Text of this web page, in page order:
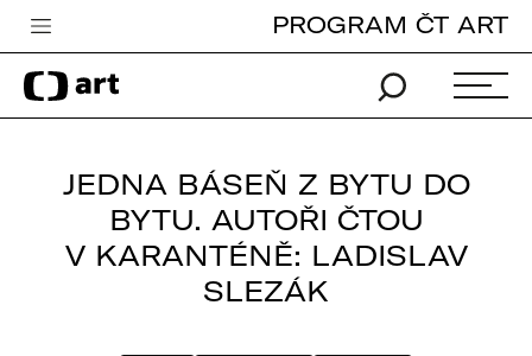
Česká televize
Zpravodajství
TV program
PROGRAM ČT ART
JEDNA BÁSEŇ Z BYTU DO
BYTU. AUTOŘI ČTOU
V KARANTÉNĚ: LADISLAV
SLEZÁK